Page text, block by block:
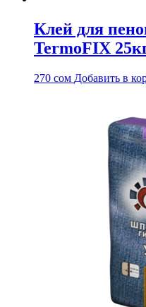
Клей для
TermoFIX
270 сом Добавить в